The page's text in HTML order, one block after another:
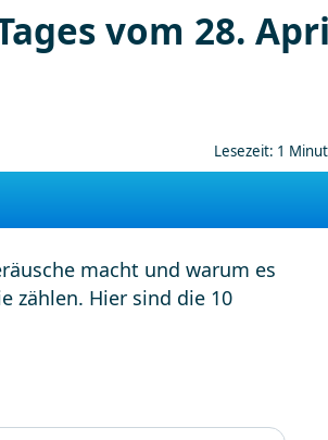
vom 28.
Lesezeit: 1
macht und warum es
zählen. Hier sind die 10